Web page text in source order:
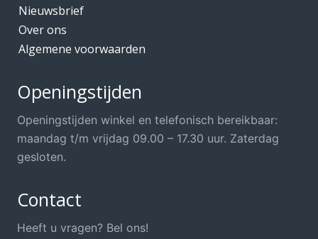
Nieuwsbrief
Over ons
Algemene voorwaarden
Openingstijden
Openingstijden winkel en telefonisch bereikbaar:
maandag t/m vrijdag 09.00 – 17.30 uur. Zaterdag
gesloten.
Contact
Heeft u vragen? Bel ons!